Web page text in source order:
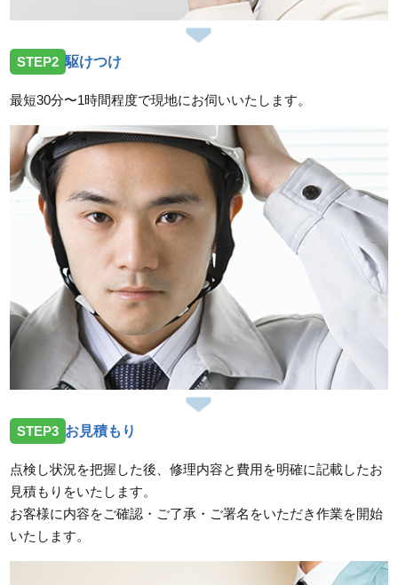
三重県鈴鹿市加佐登へトイレの水漏れ修理依頼を受け
お伺いしました。
2026/07/14
三重県津市一身田上津部田へ台所蛇口の修理依頼を受
けお伺いしました。
スタッフの修理報告や事例の一覧はこちら
STEP2 駆けつけ
最短30分〜1時間程度で現地にお伺いいたします。
STEP3 お見積もり
点検し状況を把握した後、修理内容と費用を明確に記載したお
見積もりをいたします。
お客様に内容をご確認・ご了承・ご署名をいただき作業を開始
いたします。